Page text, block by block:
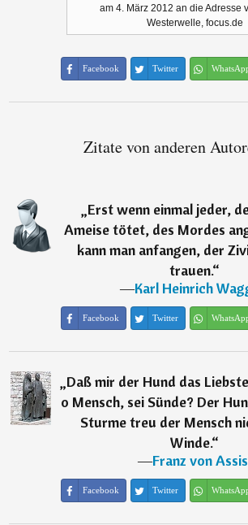
am 4. März 2012 an die Adresse
Westerwelle, focus.de
Facebook Twitter
Zitate von anderen
„Erst wenn einmal jeder,
Ameise tötet, des Mordes
kann man anfangen, der
trauen.“
―Karl Heinrich
Facebook Twitter
„Daß mir der Hund das
o Mensch, sei Sünde? Der
Sturme treu der Mensch
Winde.“
―Franz von
Facebook Twitter